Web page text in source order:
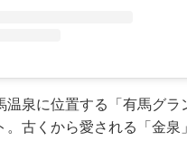
温泉に位置する「有馬グ
。古くから愛される「金